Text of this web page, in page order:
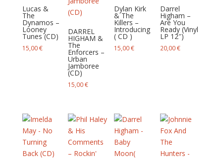
Lucas &
The
Dynamos –
Looney
Tunes (CD)
15,00€
DARREL
HIGHAM &
The
Enforcers –
Urban
Jamboree
(CD)
15,00€
Dylan Kirk
& The
Killers –
Introducing
( CD )
15,00€
Darrel
Higham –
Are You
Ready (Vinyl
LP 12″)
20,00€